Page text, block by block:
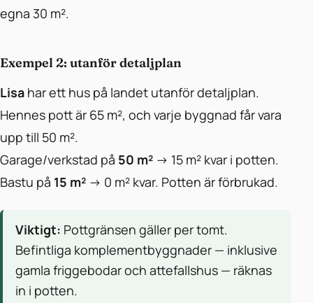
egna 30 m².
Exempel 2: utanför detaljplan
Lisa har ett hus på landet utanför detaljplan.
Hennes pott är 65 m², och varje byggnad får vara
upp till 50 m².
Garage/verkstad på 50 m² → 15 m² kvar i potten.
Bastu på 15 m² → 0 m² kvar. Potten är förbrukad.
Viktigt: Pottgränsen gäller per tomt.
Befintliga komplementbyggnader — inklusive
gamla friggebodar och attefallshus — räknas
in i potten.